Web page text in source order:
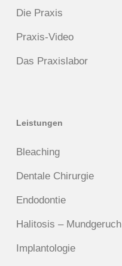
Die Praxis
Praxis-Video
Das Praxislabor
Leistungen
Bleaching
Dentale Chirurgie
Endodontie
Halitosis – Mundgeruch
Implantologie